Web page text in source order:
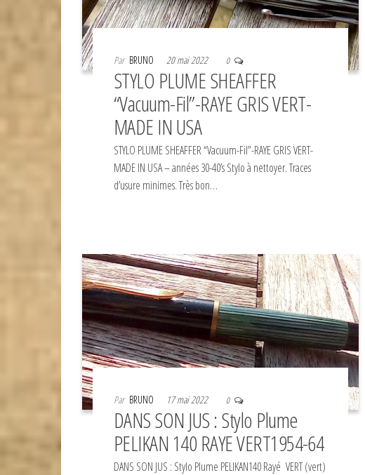
Par BRUNO 20 mai 2022 0
STYLO PLUME SHEAFFER
“Vacuum-Fil”-RAYE GRIS VERT-
MADE IN USA
STYLO PLUME SHEAFFER “Vacuum-Fil”-RAYE GRIS VERT-
MADE IN USA – années 30-40’s Stylo à nettoyer. Traces
d’usure minimes. Très bon…
Par BRUNO 17 mai 2022 0
DANS SON JUS : Stylo Plume
PELIKAN 140 RAYE VERT1954-64
DANS SON JUS : Stylo Plume PELIKAN140 Rayé VERT (vert)